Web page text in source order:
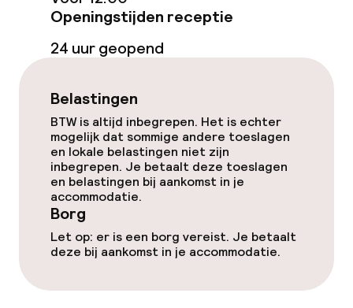
Bar
Bar met dakterras
Eet- en drinkdiensten
Ontbijtbuffet
Ontbijt geserveerd aan tafel
Lunch à la carte
Diner à la carte
Openingstijden receptie
24 uur geopend
Belastingen
BTW is altijd inbegrepen. Het is echter
mogelijk dat sommige andere toeslagen
en lokale belastingen niet zijn
inbegrepen. Je betaalt deze toeslagen
en belastingen bij aankomst in je
accommodatie.
Borg
Let op: er is een borg vereist. Je betaalt
deze bij aankomst in je accommodatie.